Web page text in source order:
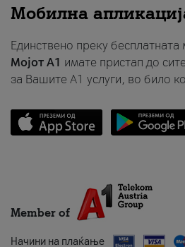
Мобилна
Единствено преку бесплатната
Мојот A1 имате пристап до
за Вашите A1 услуги, во било
Member of
Начини на плаќање